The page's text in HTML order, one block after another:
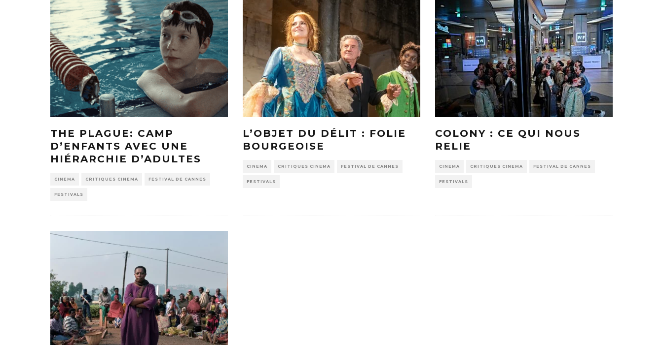
THE PLAGUE: CAMP
D’ENFANTS AVEC UNE
HIÉRARCHIE D’ADULTES
CINEMA CRITIQUES CINEMA FESTIVAL DE CANNES
FESTIVALS
L’OBJET DU DÉLIT : FOLIE
BOURGEOISE
CINEMA CRITIQUES CINEMA FESTIVAL DE CANNES
FESTIVALS
COLONY : CE QUI NOUS
RELIE
CINEMA CRITIQUES CINEMA FESTIVAL DE CANNES
FESTIVALS